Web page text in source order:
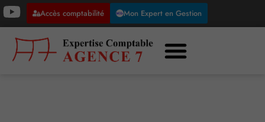
Accès comptabilité Mon Expert en Gestion